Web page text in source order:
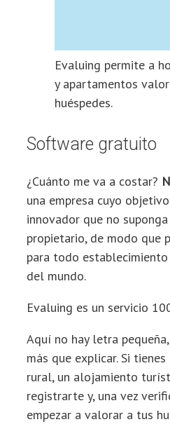
Evaluing permite a
y apartamentos
huéspedes.
Software gratuito
¿Cuánto me va a costar?
una empresa cuyo
innovador que no
propietario, de modo que
para todo
del mundo.
Evaluing es un servicio
Aquí no hay letra
más que explicar. Si
rural, un alojamiento
registrarte y, una vez
empezar a valorar a tus